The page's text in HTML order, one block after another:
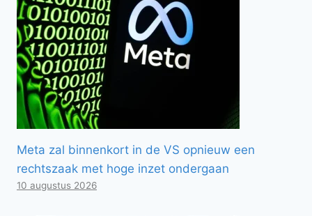
Meta zal binnenkort in de VS opnieuw een
rechtszaak met hoge inzet ondergaan
10 augustus 2026